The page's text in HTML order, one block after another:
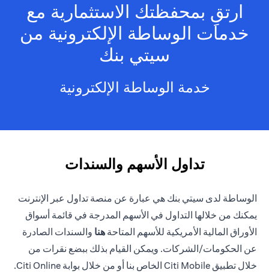
ارتقِ بمحفظتك الاستثمارية مع
خدمات الوساطة الإلكترونية من
سيتي بنك
خدمة الوساطة الإلكترونية
تداول الأسهم والسندات
الوساطة لدى سيتي بنك هي عبارة عن منصة تداول عبر الإنترنت
يمكنك من خلالها التداول في الأسهم المدرجة في قائمة أسواق
الأوراق المالية الأمريكية للأسهم المتاحة هنا والسندات الصادرة
عن الحكومات/الشركات. ويمكن القيام بذلك ببضع نقرات من
خلال تطبيق Citi Mobile الخاص بنا أو من خلال بوابة Citi Online.